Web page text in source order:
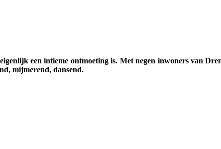
een intieme ontmoeting is. Met negen inwoners van
mijmerend, dansend.